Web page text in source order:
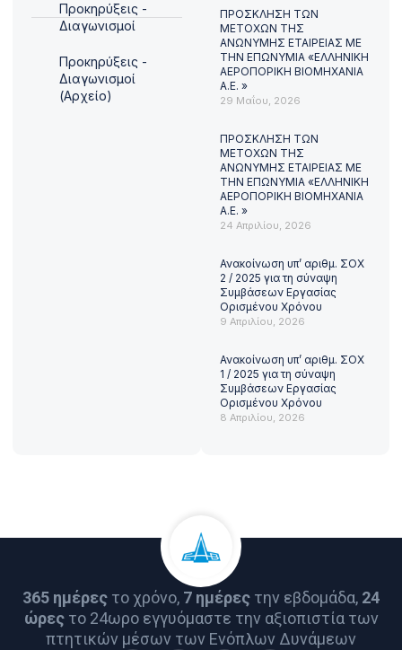
Προκηρύξεις -
Διαγωνισμοί
Προκηρύξεις -
Διαγωνισμοί
(Αρχείο)
ΠΡΟΣΚΛΗΣΗ ΤΩΝ
ΜΕΤΟΧΩΝ ΤΗΣ
ΑΝΩΝΥΜΗΣ ΕΤΑΙΡΕΙΑΣ ΜΕ
ΤΗΝ ΕΠΩΝΥΜΙΑ «ΕΛΛΗΝΙΚΗ
ΑΕΡΟΠΟΡΙΚΗ ΒΙΟΜΗΧΑΝΙΑ
Α.Ε. »
29 Μαΐου, 2026
ΠΡΟΣΚΛΗΣΗ ΤΩΝ
ΜΕΤΟΧΩΝ ΤΗΣ
ΑΝΩΝΥΜΗΣ ΕΤΑΙΡΕΙΑΣ ΜΕ
ΤΗΝ ΕΠΩΝΥΜΙΑ «ΕΛΛΗΝΙΚΗ
ΑΕΡΟΠΟΡΙΚΗ ΒΙΟΜΗΧΑΝΙΑ
Α.Ε. »
24 Απριλίου, 2026
Ανακοίνωση υπ’ αριθμ. ΣΟΧ
2 / 2025 για τη σύναψη
Συμβάσεων Εργασίας
Ορισμένου Χρόνου
9 Απριλίου, 2026
Ανακοίνωση υπ’ αριθμ. ΣΟΧ
1 / 2025 για τη σύναψη
Συμβάσεων Εργασίας
Ορισμένου Χρόνου
8 Απριλίου, 2026
365 ημέρες το χρόνο, 7 ημέρες την εβδομάδα, 24
ώρεςτο 24ωρο εγγυόμαστε την αξιοπιστία των
πτητικών μέσων των Ενόπλων Δυνάμεων